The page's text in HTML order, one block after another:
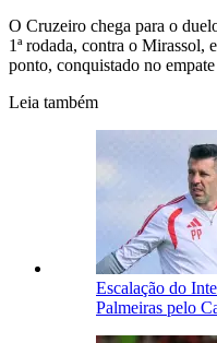
O Cruzeiro chega para o
1ª rodada, contra o Mirassol,
ponto, conquistado no
Leia também
Escalação do
Palmeiras pelo